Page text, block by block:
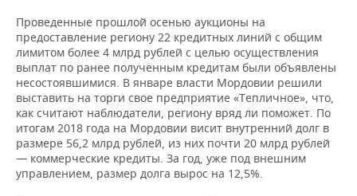
Проведенные прошлой осенью аукционы на
предоставление региону 22 кредитных линий с общим
лимитом более 4 млрд рублей с целью осуществления
выплат по ранее полученным кредитам были объявлены
несостоявшимися. В январе власти Мордовии решили
выставить на торги свое предприятие «Тепличное», что,
как считают наблюдатели, региону вряд ли поможет. По
итогам 2018 года на Мордовии висит внутренний долг в
размере 56,2 млрд рублей, из них почти 20 млрд рублей
— коммерческие кредиты. За год, уже под внешним
управлением, размер долга вырос на 12,5%.